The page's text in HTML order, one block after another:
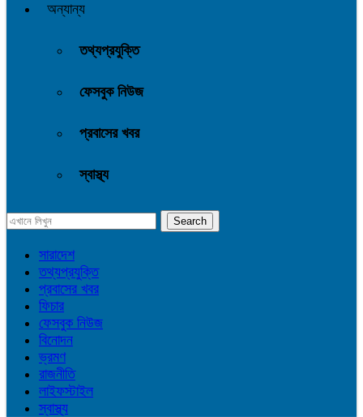
অন্যান্য
তথ্যপ্রযুক্তি
ফেসবুক নিউজ
প্রবাসের খবর
স্বাস্থ্য
সারাদেশ
তথ্যপ্রযুক্তি
প্রবাসের খবর
ফিচার
ফেসবুক নিউজ
বিনোদন
ভ্রমণ
রাজনীতি
লাইফস্টাইল
স্বাস্থ্য